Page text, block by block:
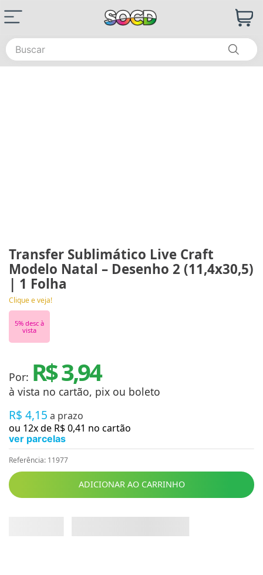
Buscar
Transfer Sublimático Live Craft
Modelo Natal – Desenho 2 (11,4x30,5)
| 1 Folha
Clique e veja!
5% desc à
vista
Por: R$ 3,94
à vista no cartão, pix ou boleto
R$ 4,15 a prazo
ou 12x de R$0,41 no cartão
ver parcelas
Referência: 11977
ADICIONAR AO CARRINHO